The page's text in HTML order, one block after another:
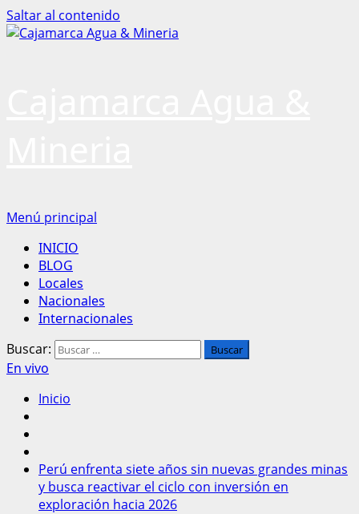
Saltar al contenido
Menú principal
INICIO
BLOG
Locales
Nacionales
Internacionales
Buscar:
En vivo
Inicio
Perú enfrenta siete años sin nuevas grandes minas
y busca reactivar el ciclo con inversión en
exploración hacia 2026